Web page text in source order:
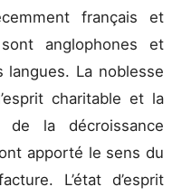
français et
anglophones et
langues. La noblesse
charitable et la
de la décroissance
apporté le sens du
L’état d’esprit